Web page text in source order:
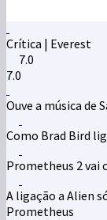
Crítica | Everest
7.0
7.0
Ouve a música de
Como Brad Bird
Prometheus 2 vai
A ligação a Alien
Prometheus